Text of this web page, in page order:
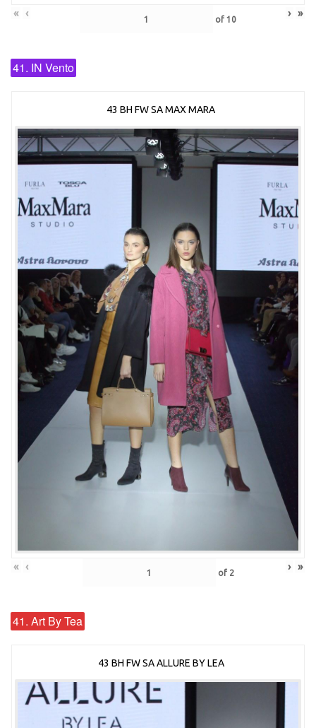
« ‹ of 10 › »
41. IN Vento
43 BH FW SA MAX MARA
« ‹ of 2 › »
41. Art By Tea
43 BH FW SA ALLURE BY LEA